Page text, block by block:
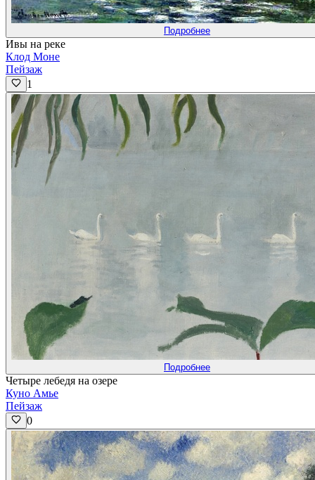
Подробнее
Ивы на реке
Клод Моне
Пейзаж
1
Подробнее
Четыре лебедя на озере
Куно Амье
Пейзаж
0